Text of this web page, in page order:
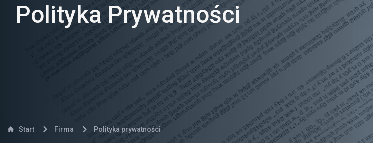
Polityka Prywatności
Start Firma Polityka prywatności